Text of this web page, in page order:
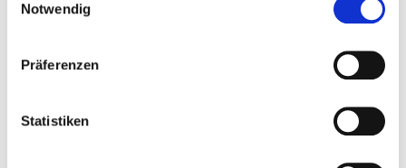
Notwendig
Präferenzen
Statistiken
Jana Grothe
grothe@ketten.com